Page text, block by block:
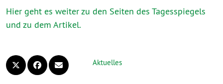
Hier geht es weiter zu den Seiten des Tagesspiegels
und zu dem Artikel.
Aktuelles